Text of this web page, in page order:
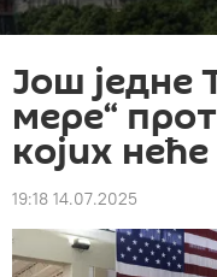
Још једне
мере“
којих
19:18 14.07.2025